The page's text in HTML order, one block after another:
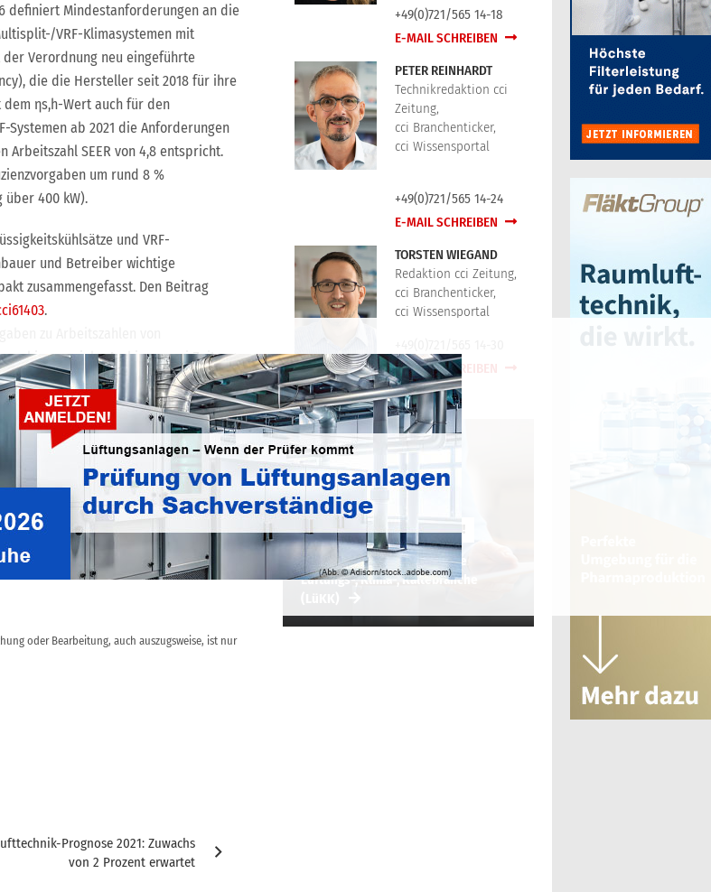
definiert Mindestanforderungen an die
VRF-Klimasystemen mit
Verordnung neu eingeführte
die die Hersteller seit 2018 für ihre
ηs,h-Wert auch für den
Systemen ab 2021 die Anforderungen
Arbeitszahl SEER von 4,8 entspricht.
um rund 8 %
über 400 kW).
und VRF-
und Betreiber wichtige
zusammengefasst. Den Beitrag
.
siehe Archiv von cci Zeitung,
Johnson Controls (York) eine
im Anhang zu dieser Meldung.
oder Bearbeitung, auch auszugsweise, ist nur
Prognose 2021: Zuwachs
von 2 Prozent erwartet
+49(0)721/565 14-18
E-MAIL SCHREIBEN
PETER REINHARDT
Technikredaktion cci
Zeitung,
cci Branchenticker,
cci Wissensportal
+49(0)721/565 14-24
E-MAIL SCHREIBEN
TORSTEN WIEGAND
Redaktion cci Zeitung,
cci Branchenticker,
cci Wissensportal
E-MAIL SCHREIBEN
JETZT KOSTENLOS ANMELDEN!
Ihr Informationsdienst für die
Lüftungs-, Klima-, Kältebranche